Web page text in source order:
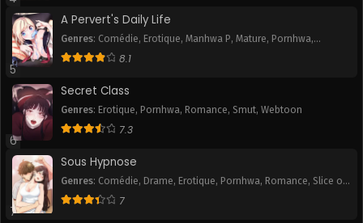
5
A Pervert's Daily Life
Genres: Comédie, Erotique, Manhwa P, Mature, Pornhwa,
Romance,Slice of Life
8.1
6
Secret Class
Genres: Erotique, Pornhwa, Romance, Smut, Webtoon
7.3
7
Sous Hypnose
Genres: Comédie, Drame, Erotique, Pornhwa, Romance, Slice of
Life,Smut 7